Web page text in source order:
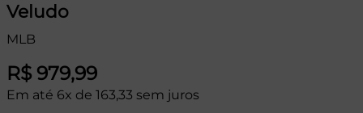
Veludo
MLB
R$ 979,99
Em até 6x de 163,33 sem juros